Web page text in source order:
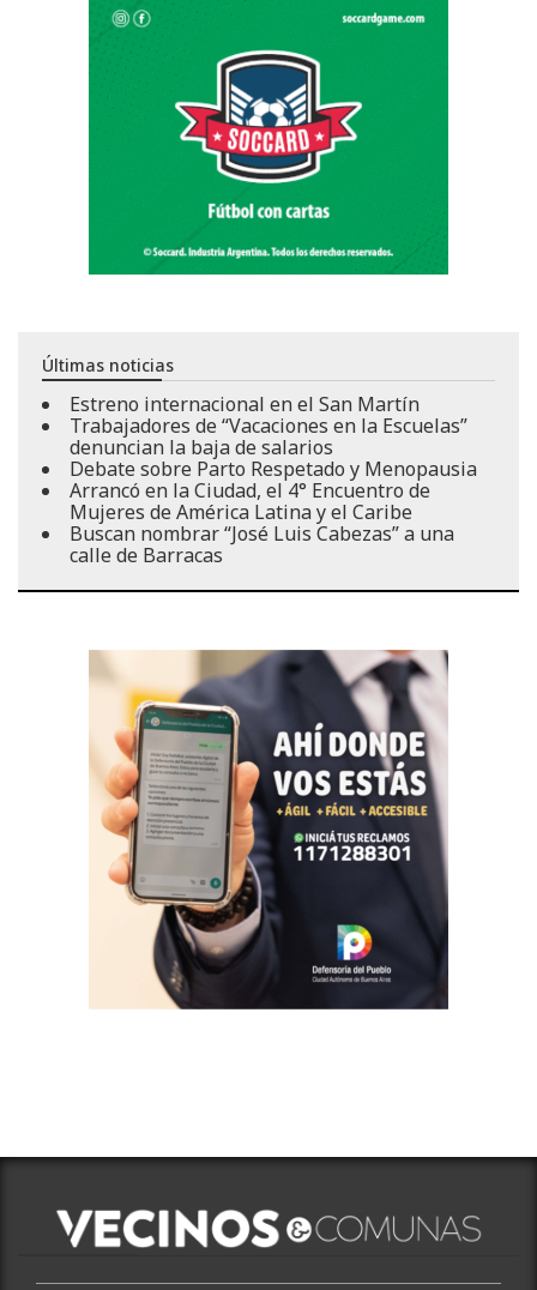
Últimas noticias
Estreno internacional en el San Martín
Trabajadores de “Vacaciones en la Escuelas”
denuncian la baja de salarios
Debate sobre Parto Respetado y Menopausia
Arrancó en la Ciudad, el 4° Encuentro de
Mujeres de América Latina y el Caribe
Buscan nombrar “José Luis Cabezas” a una
calle de Barracas